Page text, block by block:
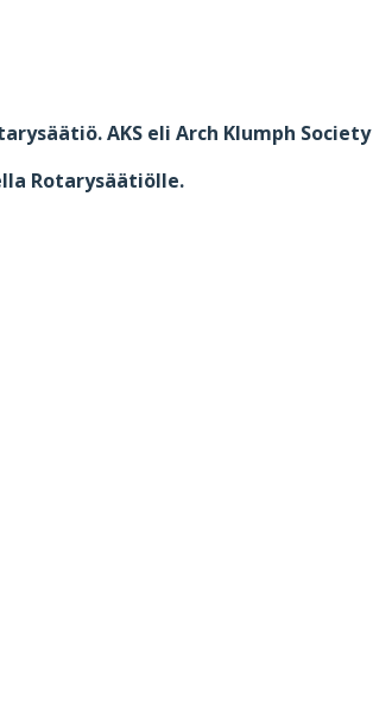
AKS eli Arch Klumph Society
Rotarysäätiölle.